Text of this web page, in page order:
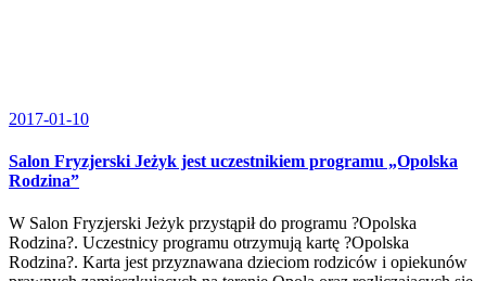
2017-01-10
Salon Fryzjerski Jeżyk jest uczestnikiem programu „Opolska
Rodzina”
W Salon Fryzjerski Jeżyk przystąpił do programu ?Opolska
Rodzina?. Uczestnicy programu otrzymują kartę ?Opolska
Rodzina?. Karta jest przyznawana dzieciom rodziców i opiekunów